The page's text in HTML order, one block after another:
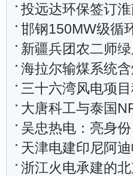
投远达环保签订淮南
邯钢150MW级循
新疆兵团农二师绿
海拉尔输煤系统
三十六湾风电项
大唐科工与泰国NPS公
吴忠热电：亮身
天津电建印尼阿
浙江火电承建的